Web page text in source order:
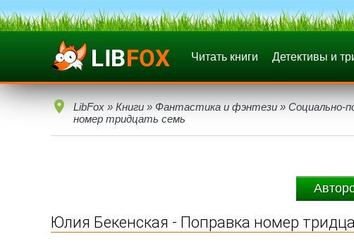
Читать книги Детективы и
LibFox » Книги » Фантастика и фэнтези » Социально-
номер тридцать семь
Юлия Бекенская - Поправка номер